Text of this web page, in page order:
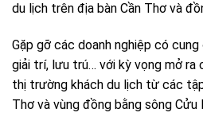
du lịch trên địa bàn Cần Thơ và
Gặp gỡ các doanh nghiệp có
giải trí, lưu trú… với kỳ vọng mở ra
thị trường khách du lịch từ các
Thơ và vùng đồng bằng sông Cửu